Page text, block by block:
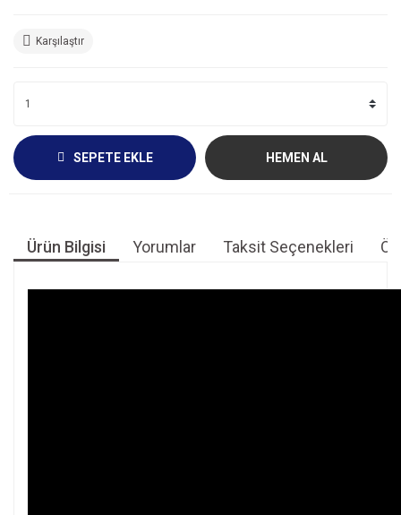
Karşılaştır
SEPETE EKLE HEMEN AL
Ürün Bilgisi Yorumlar Taksit Seçenekleri